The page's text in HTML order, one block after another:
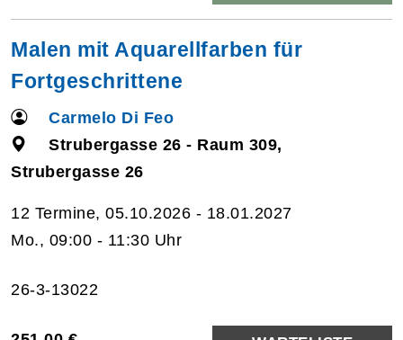
Malen mit Aquarellfarben für
Fortgeschrittene
Carmelo Di Feo
Strubergasse 26 - Raum 309,
Strubergasse 26
12 Termine, 05.10.2026 - 18.01.2027
Mo., 09:00 - 11:30 Uhr
26-3-13022